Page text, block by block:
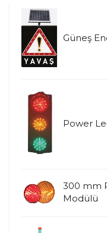
Güneş
Power
300 mm
Modülü